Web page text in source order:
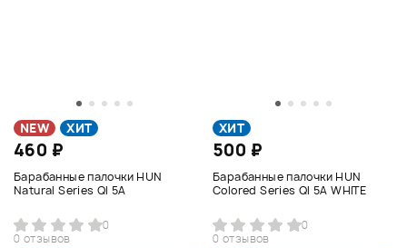
NEW ХИТ
460 ₽
Барабанные палочки HUN
Natural Series QI 5A
0
0 отзывов
ХИТ
500 ₽
Барабанные палочки HUN
Colored Series QI 5A WHITE
0
0 отзывов